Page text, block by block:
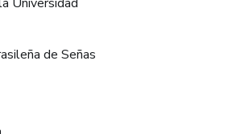
de Señas